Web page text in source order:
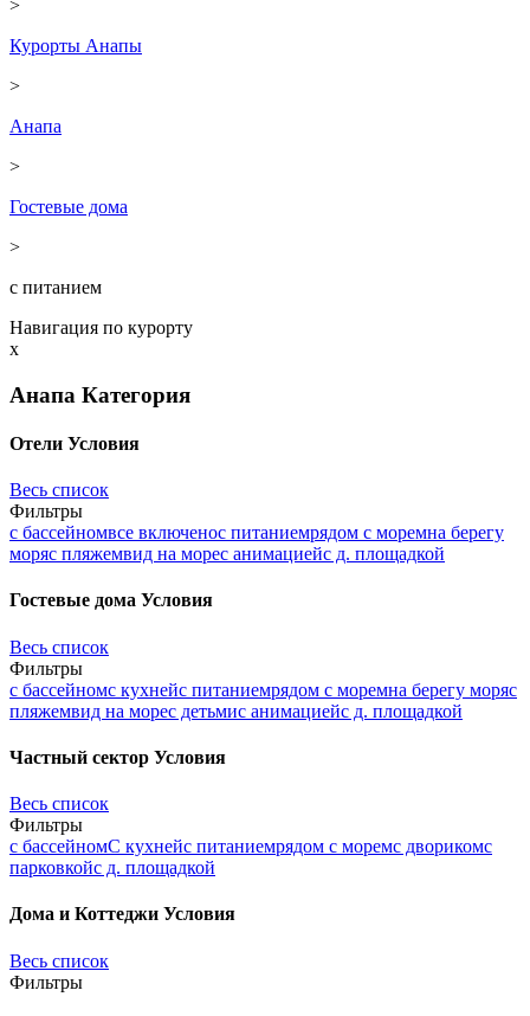
>
Курорты Анапы
>
Анапа
>
Гостевые дома
>
с питанием
Навигация по курорту
x
Анапа Категория
Отели Условия
Весь список
Фильтры
с бассейномвсе включенос питаниемрядом с моремна берегу
моряс пляжемвид на морес анимациейс д. площадкой
Гостевые дома Условия
Весь список
Фильтры
с бассейномс кухнейс питаниемрядом с моремна берегу моряс
пляжемвид на морес детьмис анимациейс д. площадкой
Частный сектор Условия
Весь список
Фильтры
с бассейномС кухнейс питаниемрядом с моремс дворикомс
парковкойс д. площадкой
Дома и Коттеджи Условия
Весь список
Фильтры